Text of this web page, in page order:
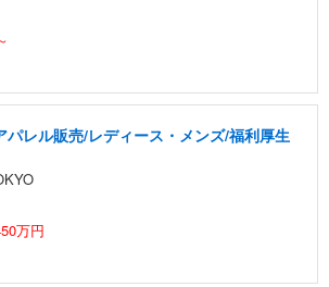
パレル販売/レディース・メンズ/福利厚生
万円